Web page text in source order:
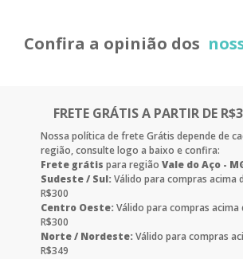
Confira a opinião dos
FRETE GRÁTIS A PARTIR DE
Nossa política de frete Grátis depende de
região, consulte logo a baixo e confira:
Frete grátis para região Vale do Aço -
Sudeste / Sul:Válido para compras acima
R$300
Centro Oeste:Válido para compras acima
R$300
Norte / Nordeste:Válido para compras
R$349